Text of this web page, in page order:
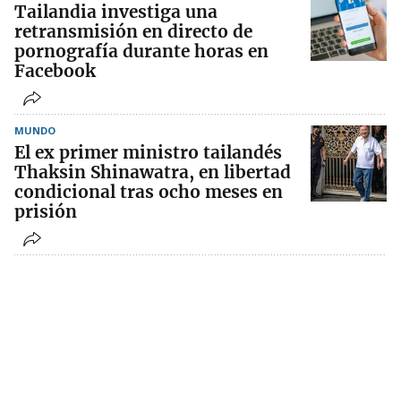
Tailandia investiga una
retransmisión en directo de
pornografía durante horas en
Facebook
MUNDO
El ex primer ministro tailandés
Thaksin Shinawatra, en libertad
condicional tras ocho meses en
prisión